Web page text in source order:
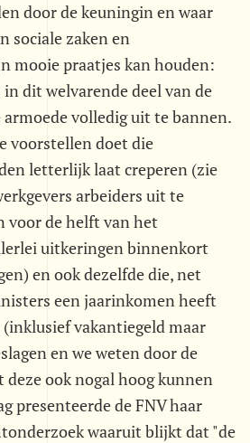
door de keuningin en waar
sociale zaken en
mooie praatjes kan houden:
dit welvarende deel van de
volledig uit te bannen.
voorstellen doet die
letterlijk laat creperen (zie
arbeiders uit te
voor de helft van het
uitkeringen binnenkort
en ook dezelfde die, net
een jaarinkomen heeft
vakantiegeld maar
en we weten door de
ook nogal hoog kunnen
presenteerde de FNV haar
waaruit blijkt dat "de